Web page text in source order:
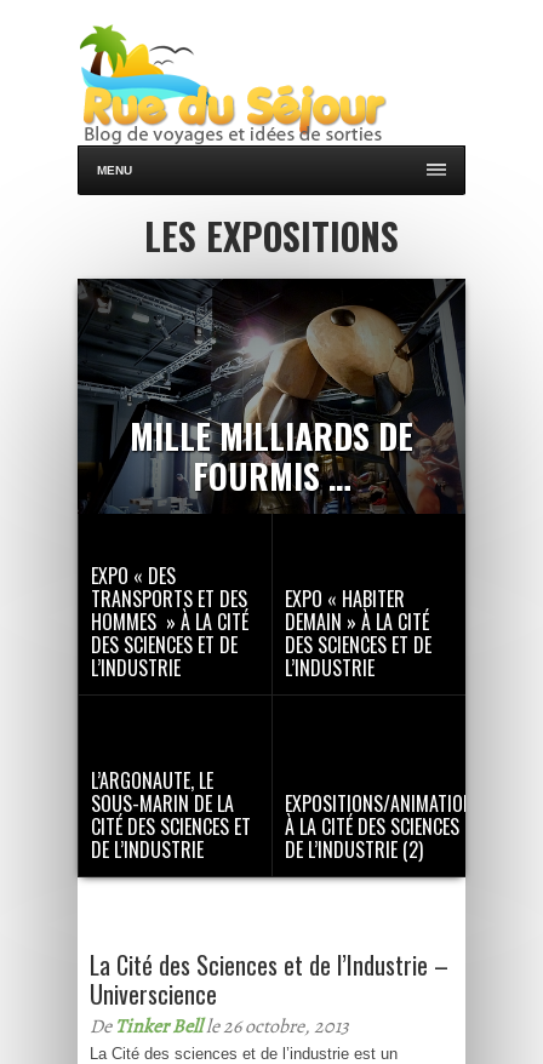
MENU
LES EXPOSITIONS
MILLE MILLIARDS DE
FOURMIS …
EXPO « DES
TRANSPORTS ET DES
HOMMES » À LA CITÉ
DES SCIENCES ET DE
L’INDUSTRIE
EXPO « HABITER
DEMAIN » À LA CITÉ
DES SCIENCES ET DE
L’INDUSTRIE
L’ARGONAUTE, LE
SOUS-MARIN DE LA
CITÉ DES SCIENCES ET
DE L’INDUSTRIE
EXPOSITIONS/ANIMATIONS
À LA CITÉ DES SCIENCES ET
DE L’INDUSTRIE (2)
La Cité des Sciences et de l’Industrie –
Universcience
DeTinker Bellle 26 octobre, 2013
La Cité des sciences et de l’industrie est un